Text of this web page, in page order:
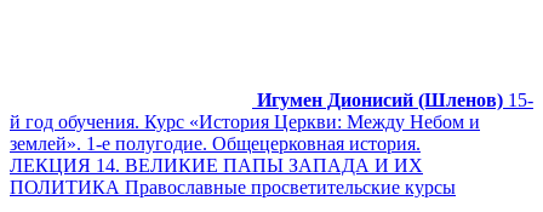
Игумен Дионисий (Шленов) 15-
й год обучения. Курс «История Церкви: Между Небом и
землей». 1-е полугодие. Общецерковная история.
ЛЕКЦИЯ 14. ВЕЛИКИЕ ПАПЫ ЗАПАДА И ИХ
ПОЛИТИКА Православные просветительские курсы